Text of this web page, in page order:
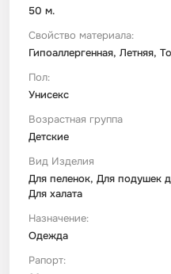
50 м.
Свойство материала:
Гипоаллергенная, Летняя,
Пол:
Унисекс
Возрастная группа
Детские
Вид Изделия
Для пеленок, Для подушек
Для халата
Назначение:
Одежда
Рапорт: